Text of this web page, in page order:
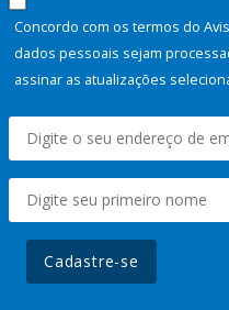
Concordo com os termos do
dados pessoais sejam
assinar as atualizações
Cadastre-se